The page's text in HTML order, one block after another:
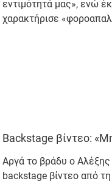
εντιμότητά μας», ενώ
χαρακτήρισε
Βackstage βίντεο:
Αργά το βράδυ ο
backstage βίντεο από